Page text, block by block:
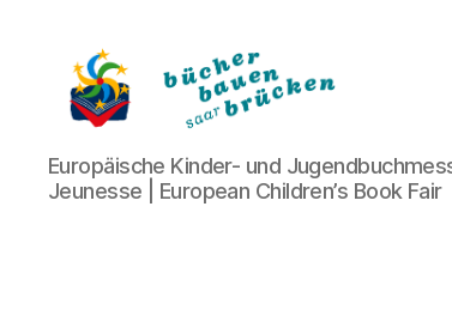
Bücher
bauen
Brücken
Europäische Kinder- und
Jeunesse | European Children’s Book Fair